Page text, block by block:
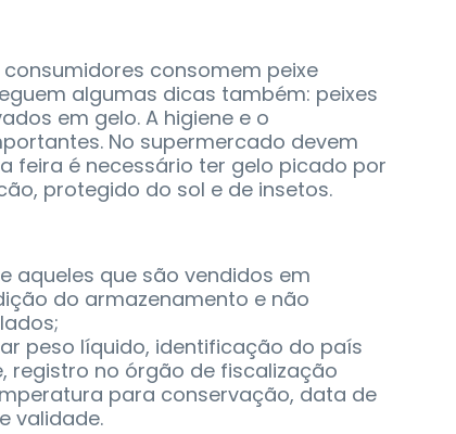
consomem peixe
algumas dicas também: peixes
em gelo. A higiene e o
No supermercado devem
feira é necessário ter gelo picado por
protegido do sol e de insetos.
aqueles que são vendidos em
do armazenamento e não
peso líquido, identificação do país
registro no órgão de fiscalização
para conservação, data de
validade.